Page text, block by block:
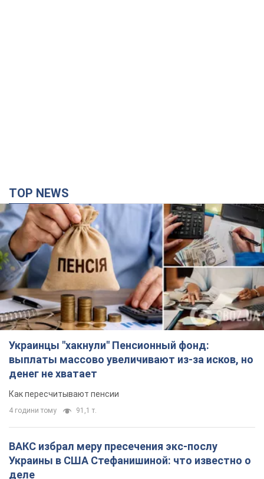
Украинцы "хакнули" Пенсионный фонд:
выплаты массово увеличивают из-за исков, но
денег не хватает
Как пересчитывают пенсии
4 години тому 91,1 т.
ВАКС избрал меру пресечения экс-послу
Украины в США Стефанишиной: что известно о
деле
Суд не полностью удовлетворил ходатайство прокуратуры
44 хвилини тому 2,9 т.
Россия атаковала судно под флагом Гвинеи-
Бисау в Чёрном море: есть погибший и
пострадавшие
Сухогруз был гражданским и перевозил украинскую пшеницу